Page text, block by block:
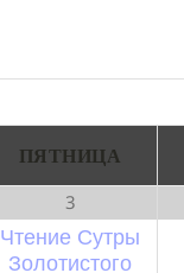
ПЯТНИЦА
3
Чтение Сутры
Золотистого